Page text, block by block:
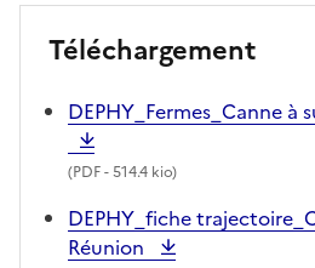
Téléchargement
DEPHY_Fermes_Canne à
(PDF- 514.4 kio)
DEPHY_fiche
Réunion